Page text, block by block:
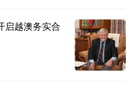
启越澳务实合